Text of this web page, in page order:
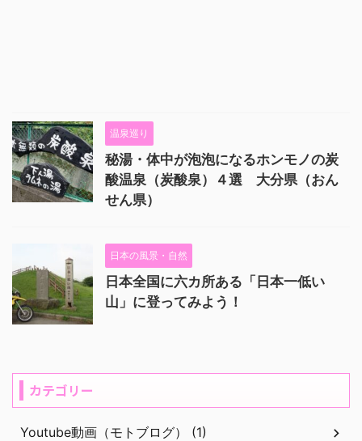
温泉巡り
秘湯・体中が泡泡になるホンモノの炭
酸温泉（炭酸泉）４選 大分県（おん
せん県）
日本の風景・自然
日本全国に六カ所ある「日本一低い
山」に登ってみよう！
カテゴリー
Youtube動画（モトブログ） (1)